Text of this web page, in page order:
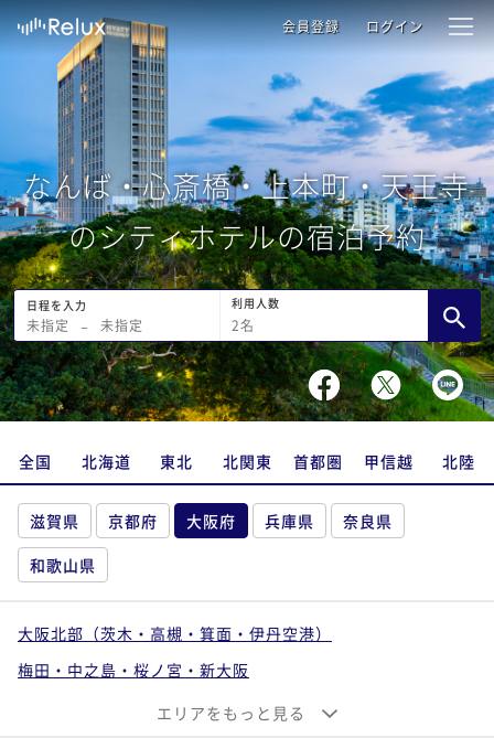
会員登録 ログイン
なんば・心斎橋・上本町・天王寺
のシティホテルの宿泊予約
日程を入力
未指定 − 未指定
利用人数
2名
全国 北海道 東北 北関東 首都圏 甲信越 北陸
滋賀県 京都府 大阪府 兵庫県
奈良県
和歌山県
大阪北部（茨木・高槻・箕面・伊丹空港）
梅田・中之島・桜ノ宮・新大阪
大阪ベイエリア（ユニバーサルシティ・南港）
エリアをもっと見る